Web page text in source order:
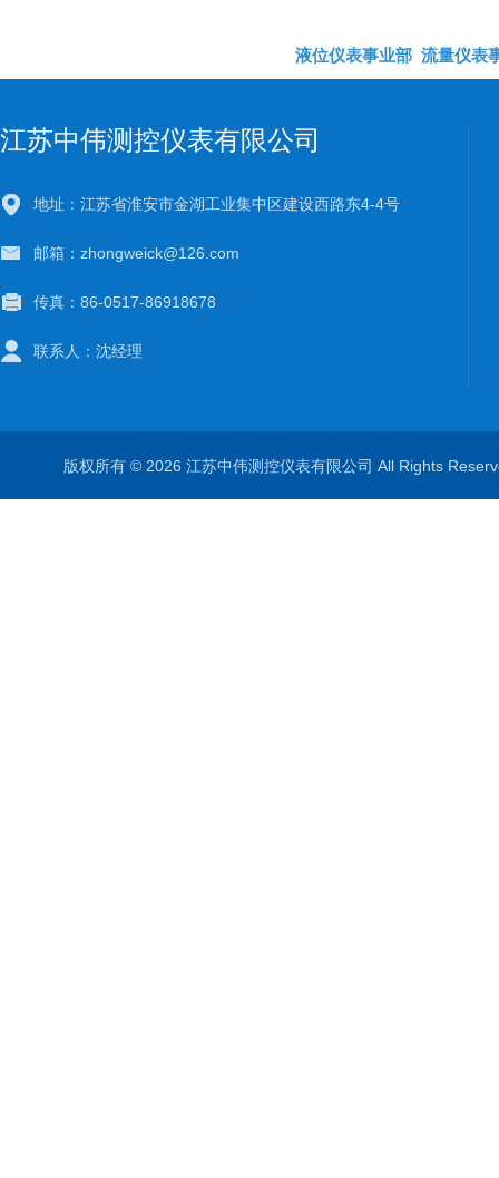
液位仪表事业部 流量仪表
江苏中伟测控仪表有限公司
地址：江苏省淮安市金湖工业集中区建设西路东4-4号
邮箱：zhongweick@126.com
传真：86-0517-86918678
联系人：沈经理
版权所有 © 2026 江苏中伟测控仪表有限公司 All Rights